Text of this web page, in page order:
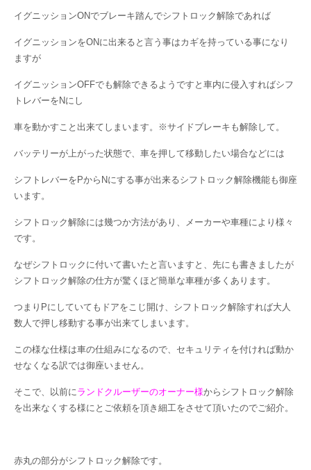
イグニッションONでブレーキ踏んでシフトロック解除であれば
イグニッションをONに出来ると言う事はカギを持っている事になり
ますが
イグニッションOFFでも解除できるようですと車内に侵入すればシフ
トレバーをNにし
車を動かすこと出来てしまいます。※サイドブレーキも解除して。
バッテリーが上がった状態で、車を押して移動したい場合などには
シフトレバーをPからNにする事が出来るシフトロック解除機能も御座
います。
シフトロック解除には幾つか方法があり、メーカーや車種により様々
です。
なぜシフトロックに付いて書いたと言いますと、先にも書きましたが
シフトロック解除の仕方が驚くほど簡単な車種が多くあります。
つまりPにしていてもドアをこじ開け、シフトロック解除すれば大人
数人で押し移動する事が出来てしまいます。
この様な仕様は車の仕組みになるので、セキュリティを付ければ動か
せなくなる訳では御座いません。
そこで、以前に ランドクルーザーのオーナー様からシフトロック解除
を出来なくする様にとご依頼を頂き細工をさせて頂いたのでご紹介。
赤丸の部分がシフトロック解除です。